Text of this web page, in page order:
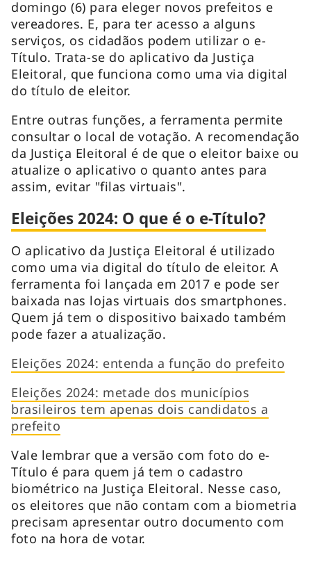
domingo (6) para eleger novos prefeitos e
vereadores. E, para ter acesso a alguns
serviços, os cidadãos podem utilizar o e-
Título. Trata-se do aplicativo da Justiça
Eleitoral, que funciona como uma via digital
do título de eleitor.
Entre outras funções, a ferramenta permite
consultar o local de votação. A recomendação
da Justiça Eleitoral é de que o eleitor baixe ou
atualize o aplicativo o quanto antes para
assim, evitar "filas virtuais".
Eleições 2024: O que é o e-Título?
O aplicativo da Justiça Eleitoral é utilizado
como uma via digital do título de eleitor. A
ferramenta foi lançada em 2017 e pode ser
baixada nas lojas virtuais dos smartphones.
Quem já tem o dispositivo baixado também
pode fazer a atualização.
Eleições 2024: entenda a função do prefeito
Eleições 2024: metade dos municípios
brasileiros tem apenas dois candidatos a
prefeito
Vale lembrar que a versão com foto do e-
Título é para quem já tem o cadastro
biométrico na Justiça Eleitoral. Nesse caso,
os eleitores que não contam com a biometria
precisam apresentar outro documento com
foto na hora de votar.